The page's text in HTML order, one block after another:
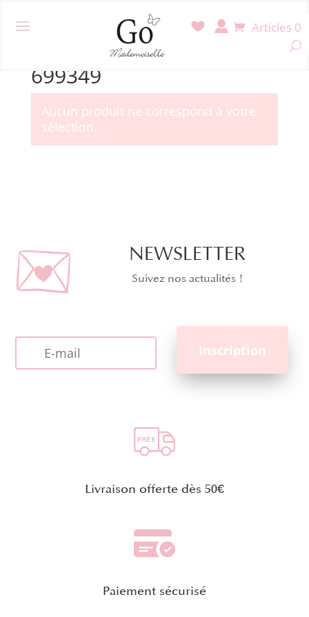
Articles 0
/ Produit Référence / 699349
699349
Aucun produit ne correspond à votre
sélection.
NEWSLETTER
Suivez nos actualités !
Livraison offerte dès 50€
Paiement sécurisé